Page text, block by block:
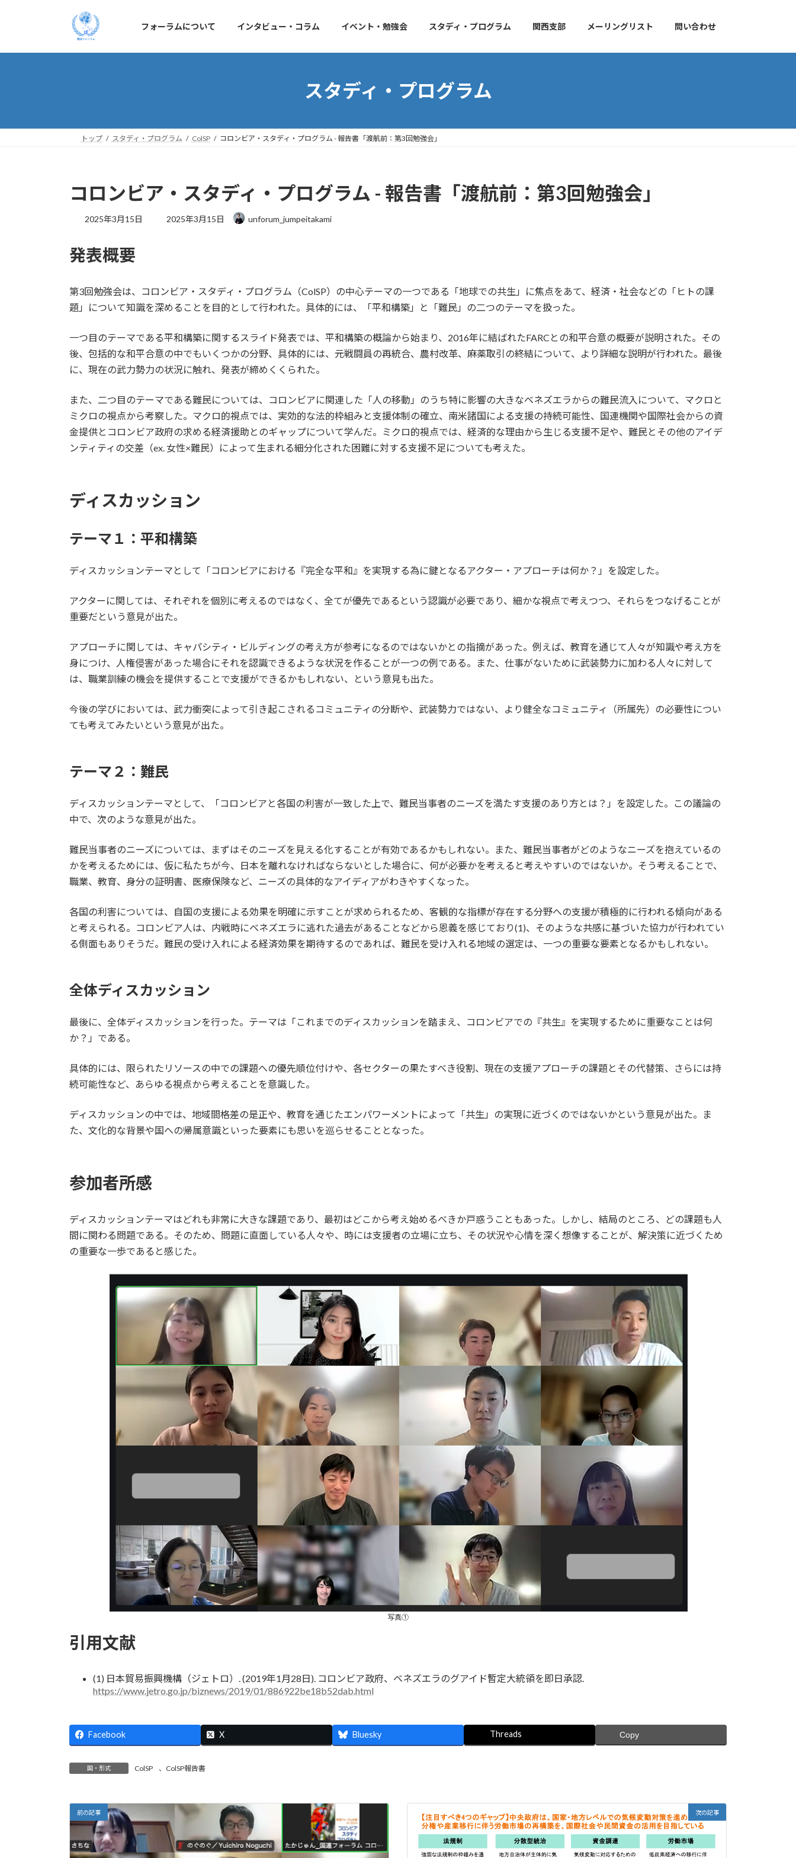
フォーラムについて インタビュー・コラム イベント・勉強会 スタディ・プログラム 関西支部 メーリングリスト 問い合わせ
スタディ・プログラム
トップ スタディ・プログラム ColSP コロンビア・スタディ・プログラム - 報告書「渡航前：第3回勉強会」
コロンビア・スタディ・プログラム - 報告書「渡航前：第3回勉強会」
2025年3月15日
最
2025年3月15日 unforum_jumpeitakami
発表概要
第3回勉強会は、コロンビア・スタディ・プログラム（ColSP）の中心テーマの一つである「地球での共生」に焦点をあて、経済・社会などの「ヒトの課
題」について知識を深めることを目的として行われた。具体的には、「平和構築」と「難民」の二つのテーマを扱った。
一つ目のテーマである平和構築に関するスライド発表では、平和構築の概論から始まり、2016年に結ばれたFARCとの和平合意の概要が説明された。その
後、包括的な和平合意の中でもいくつかの分野、具体的には、元戦闘員の再統合、農村改革、麻薬取引の終結について、より詳細な説明が行われた。最後
に、現在の武力勢力の状況に触れ、発表が締めくくられた。
また、二つ目のテーマである難民については、コロンビアに関連した「人の移動」のうち特に影響の大きなベネズエラからの難民流入について、マクロと
ミクロの視点から考察した。マクロ的視点では、実効的な法的枠組みと支援体制の確立、南米諸国による支援の持続可能性、国連機関や国際社会からの資
金提供とコロンビア政府の求める経済援助とのギャップについて学んだ。ミクロ的視点では、経済的な理由から生じる支援不足や、難民とその他のアイデ
ンティティの交差（ex. 女性×難民）によって生まれる細分化された困難に対する支援不足についても考えた。
ディスカッション
テーマ１：平和構築
ディスカッションテーマとして「コロンビアにおける『完全な平和』を実現する為に鍵となるアクター・アプローチは何か？」を設定した。
アクターに関しては、それぞれを個別に考えるのではなく、全てが優先であるという認識が必要であり、細かな視点で考えつつ、それらをつなげることが
重要だという意見が出た。
アプローチに関しては、キャパシティ・ビルディングの考え方が参考になるのではないかとの指摘があった。例えば、教育を通じて人々が知識や考え方を
身につけ、人権侵害があった場合にそれを認識できるような状況を作ることが一つの例である。また、仕事がないために武装勢力に加わる人々に対して
は、職業訓練の機会を提供することで支援ができるかもしれない、という意見も出た。
今後の学びにおいては、武力衝突によって引き起こされるコミュニティの分断や、武装勢力ではない、より健全なコミュニティ（所属先）の必要性につい
ても考えてみたいという意見が出た。
テーマ２：難民
ディスカッションテーマとして、「コロンビアと各国の利害が一致した上で、難民当事者のニーズを満たす支援のあり方とは？」を設定した。この議論の
中で、次のような意見が出た。
難民当事者のニーズについては、まずはそのニーズを見える化することが有効であるかもしれない。また、難民当事者がどのようなニーズを抱えているの
かを考えるためには、仮に私たちが今、日本を離れなければならないとした場合に、何が必要かを考えると考えやすいのではないか。そう考えることで、
職業、教育、身分の証明書、医療保険など、ニーズの具体的なアイディアがわきやすくなった。
各国の利害については、自国の支援による効果を明確に示すことが求められるため、客観的な指標が存在する分野への支援が積極的に行われる傾向がある
と考えられる。コロンビア人は、内戦時にベネズエラに逃れた過去があることなどから恩義を感じており(1)、そのような共感に基づいた協力が行われてい
る側面もありそうだ。難民の受け入れによる経済効果を期待するのであれば、難民を受け入れる地域の選定は、一つの重要な要素となるかもしれない。
全体ディスカッション
最後に、全体ディスカッションを行った。テーマは「これまでのディスカッションを踏まえ、コロンビアでの『共生』を実現するために重要なことは何
か？」である。
具体的には、限られたリソースの中での課題への優先順位付けや、各セクターの果たすべき役割、現在の支援アプローチの課題とその代替策、さらには持
続可能性など、あらゆる視点から考えることを意識した。
ディスカッションの中では、地域間格差の是正や、教育を通じたエンパワーメントによって「共生」の実現に近づくのではないかという意見が出た。ま
た、文化的な背景や国への帰属意識といった要素にも思いを巡らせることとなった。
参加者所感
ディスカッションテーマはどれも非常に大きな課題であり、最初はどこから考え始めるべきか戸惑うこともあった。しかし、結局のところ、どの課題も人
間に関わる問題である。そのため、問題に直面している人々や、時には支援者の立場に立ち、その状況や心情を深く想像することが、解決策に近づくため
の重要な一歩であると感じた。
写真①
引用文献
(1) 日本貿易振興機構（ジェトロ）. (2019年1月28日). コロンビア政府、ベネズエラのグアイド暫定大統領を即日承認.
https://www.jetro.go.jp/biznews/2019/01/886922be18b52dab.html
Facebook X Bluesky Threads Copy
国・形式 ColSP 、 ColSP報告書
前の記事 次の記事